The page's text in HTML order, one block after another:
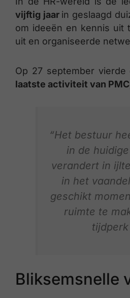
vijftig jaar in geslaagd
om ideeën en kennis uit
uit en organiseerde
Op 27 september
laatste activiteit van
“Het bestuur
in de
verandert in
in het
geschikt
ruimte te
Bliksemsnelle